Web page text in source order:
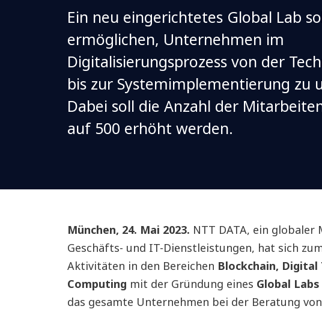
Ein neu eingerichtetes Global Lab
ermöglichen, Unternehmen im
Digitalisierungsprozess von der
bis zur Systemimplementierung zu
Dabei soll die Anzahl der
auf 500 erhöht werden.
München, 24. Mai 2023. NTT DATA, ein
Geschäfts- und IT-Dienstleistungen, hat sich
Aktivitäten in den Bereichen Blockchain, Digital
Computing mit der Gründung eines Global Labs
das gesamte Unternehmen bei der Beratung